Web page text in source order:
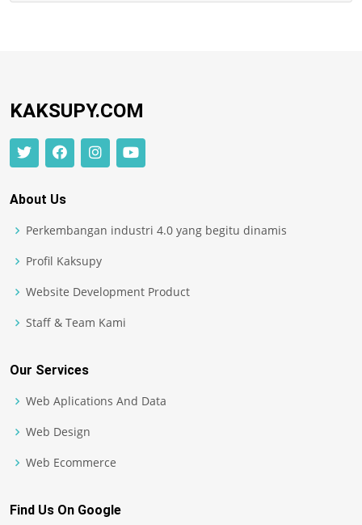
KAKSUPY.COM
About Us
Perkembangan industri 4.0 yang begitu dinamis
Profil Kaksupy
Website Development Product
Staff & Team Kami
Our Services
Web Aplications And Data
Web Design
Web Ecommerce
Find Us On Google